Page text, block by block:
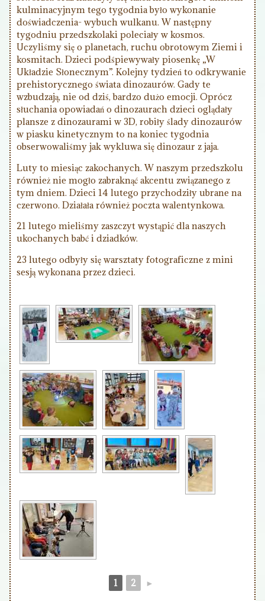
kulminacyjnym tego tygodnia było wykonanie
doświadczenia- wybuch wulkanu. W następny
tygodniu przedszkolaki poleciały w kosmos.
Uczyliśmy się o planetach, ruchu obrotowym Ziemi i
kosmitach. Dzieci podśpiewywały piosenkę „W
Układzie Słonecznym”. Kolejny tydzień to odkrywanie
prehistorycznego świata dinozaurów. Gady te
wzbudzają, nie od dziś, bardzo dużo emocji. Oprócz
słuchania opowiadań o dinozaurach dzieci oglądały
plansze z dinozaurami w 3D, robiły ślady dinozaurów
w piasku kinetycznym to na koniec tygodnia
obserwowaliśmy jak wykluwa się dinozaur z jaja.
Luty to miesiąc zakochanych. W naszym przedszkolu
również nie mogło zabraknąć akcentu związanego z
tym dniem. Dzieci 14 lutego przychodziły ubrane na
czerwono. Działała również poczta walentynkowa.
21 lutego mieliśmy zaszczyt wystąpić dla naszych
ukochanych babć i dziadków.
23 lutego odbyły się warsztaty fotograficzne z mini
sesją wykonana przez dzieci.
1 2 ►